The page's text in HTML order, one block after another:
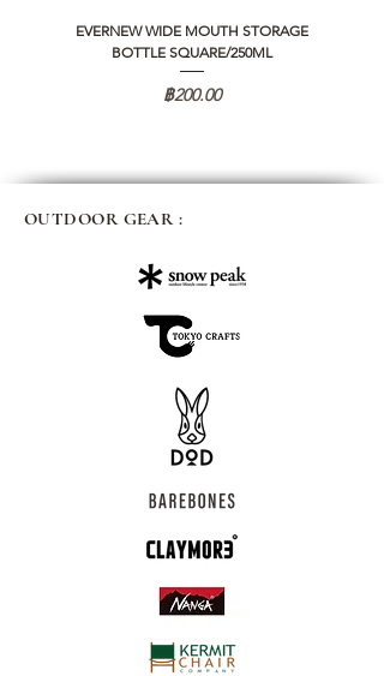
EVERNEW WIDE MOUTH STORAGE
BOTTLE SQUARE/250ML
ราคา
฿200.00
OUTDOOR GEAR :